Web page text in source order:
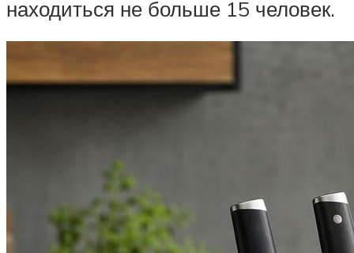
находиться не больше 15 человек.